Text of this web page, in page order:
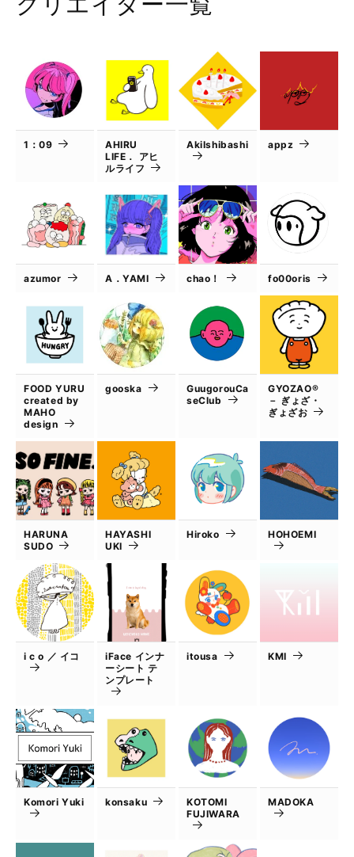
1：09
AHIRU
LIFE． アヒ
ルライフ
AkiIshibashi appz
azumor A．YAMI chao！ fo00oris
FOOD YURU
created by
MAHO
design
gooska
GuugorouCa
seClub
GYOZAO®
－ ぎょざ・
ぎょざお
HARUNA
SUDO
HAYASHI
UKI
Hiroko HOHOEMI
i c o ／ イコ
iFace インナ
ーシート テ
ンプレート
itousa KMI
Komori Yuki konsaku
KOTOMI
FUJIWARA
MADOKA